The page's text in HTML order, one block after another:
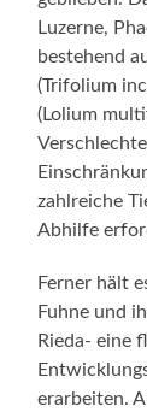
Luzerne,
bestehend
(Trifolium
(Lolium
zahlreiche
Abhilfe
Ferner hält
Fuhne und
Rieda- eine
erarbeiten.